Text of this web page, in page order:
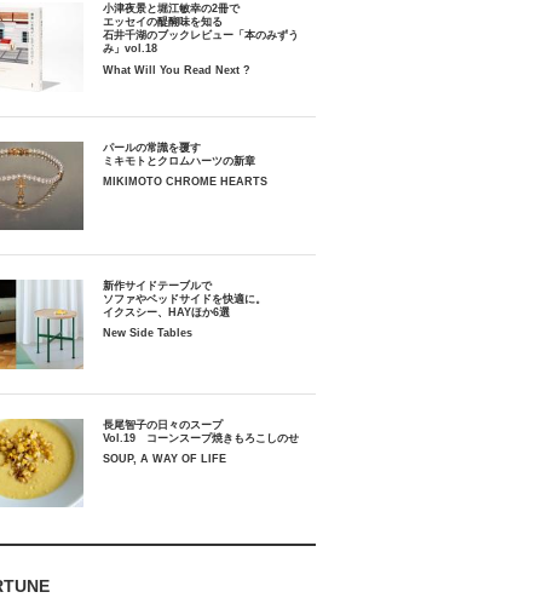
小津夜景と堀江敏幸の2冊で
エッセイの醍醐味を知る
石井千湖のブックレビュー「本のみずう
み」vol.18
What Will You Read Next ?
パールの常識を覆す
ミキモトとクロムハーツの新章
MIKIMOTO CHROME HEARTS
新作サイドテーブルで
ソファやベッドサイドを快適に。
イクスシー、HAYほか6選
New Side Tables
長尾智子の日々のスープ
Vol.19 コーンスープ焼きもろこしのせ
SOUP, A WAY OF LIFE